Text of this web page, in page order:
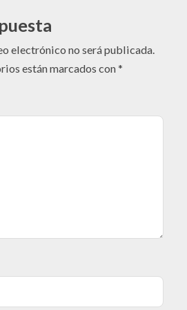
electrónico no será publicada.
están marcados con*